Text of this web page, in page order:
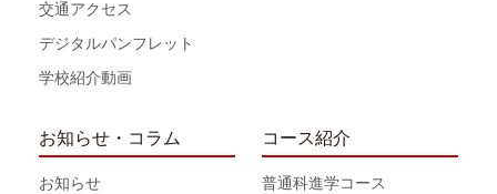
交通アクセス
デジタルパンフレット
学校紹介動画
お知らせ・コラム
お知らせ
コース紹介
普通科進学コース